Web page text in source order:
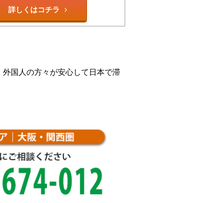
詳しくはコチラ
国人の方々が安心して日本で滞